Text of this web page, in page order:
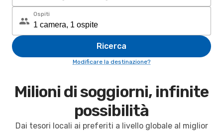
Ospiti
Ricerca
Modificare la destinazione?
Milioni di soggiorni, infinite
possibilità
Dai tesori locali ai preferiti a livello globale al miglior